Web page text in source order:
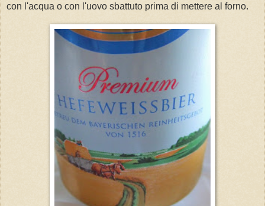
con l'acqua o con l'uovo sbattuto prima di mettere al forno.